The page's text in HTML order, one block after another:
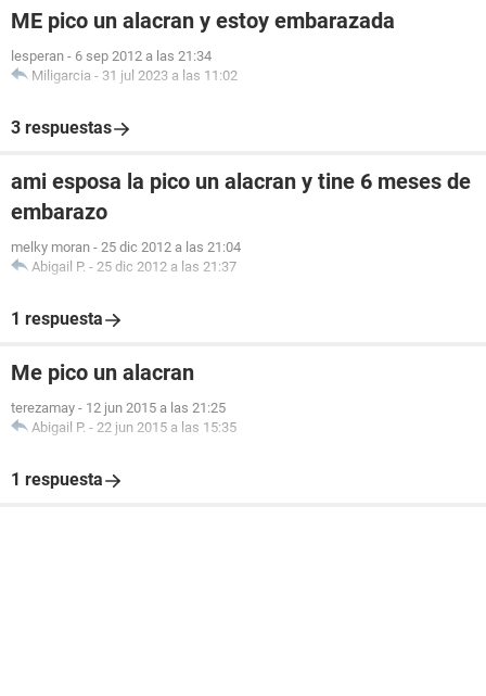
ME pico un alacran y estoy embarazada
lesperan - 6 sep 2012 a las 21:34
Miligarcia - 31 jul 2023 a las 11:02
3 respuestas
ami esposa la pico un alacran y tine 6 meses de
embarazo
melky moran - 25 dic 2012 a las 21:04
Abigail P. - 25 dic 2012 a las 21:37
1 respuesta
Me pico un alacran
terezamay - 12 jun 2015 a las 21:25
Abigail P. - 22 jun 2015 a las 15:35
1 respuesta